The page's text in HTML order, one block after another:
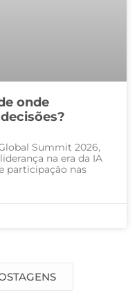
onde
Summit 2026,
na era da IA
participação nas